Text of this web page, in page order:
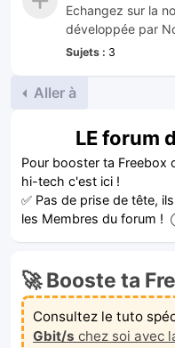
Echangez sur la
développée par
Sujets : 3
Aller à
LE forum
Pour booster ta Freebox
hi-tech c'est ici !
✅ Pas de prise de tête,
les Membres du forum !
🚀 Booste ta
Consultez le tuto
Gbit/s chez soi avec